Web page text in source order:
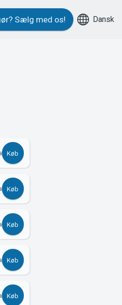
Sælg med os! Dansk
Køb
Køb
Køb
Køb
Køb